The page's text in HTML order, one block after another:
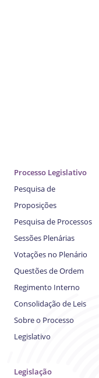
Processo Legislativo
Pesquisa de
Proposições
Pesquisa de Processos
Sessões Plenárias
Votações no Plenário
Questões de Ordem
Regimento Interno
Consolidação de Leis
Sobre o Processo
Legislativo
Legislação